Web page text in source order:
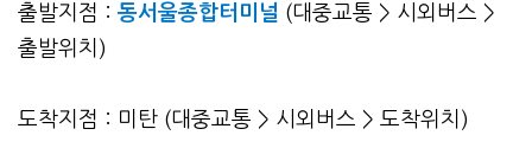
출발지점 : 동서울종합터미널 (대중교통 > 시외버스 >
출발위치)
도착지점 : 미탄 (대중교통 > 시외버스 > 도착위치)